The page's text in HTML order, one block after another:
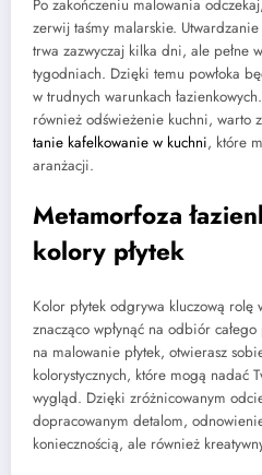
Po zakończeniu malowania
zerwij taśmy malarskie.
trwa zazwyczaj kilka dni, ale pełne
tygodniach. Dzięki temu powłoka
w trudnych warunkach
również odświeżenie kuchni, warto
tanie kafelkowanie w kuchni, które
aranżacji.
Metamorfoza
kolory płytek
Kolor płytek odgrywa kluczową rolę
znacząco wpłynąć na odbiór
na malowanie płytek, otwierasz
kolorystycznych, które mogą nadać
wygląd. Dzięki zróżnicowanym
dopracowanym detalom,
koniecznością, ale również